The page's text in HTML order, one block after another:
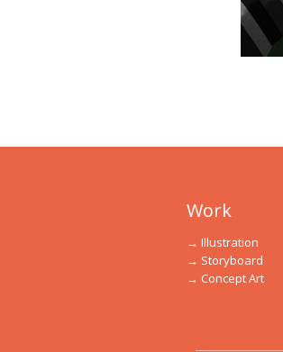
Work
→ Illustration
→ Storyboard
→ Concept Art